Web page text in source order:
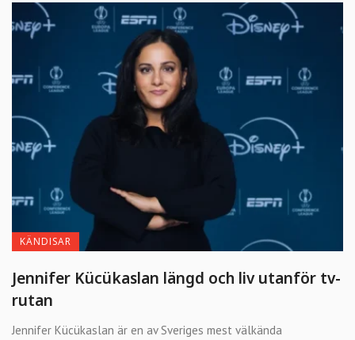
KÄNDISAR
Jennifer Kücükaslan längd och liv utanför tv-
rutan
Jennifer Kücükaslan är en av Sveriges mest välkända